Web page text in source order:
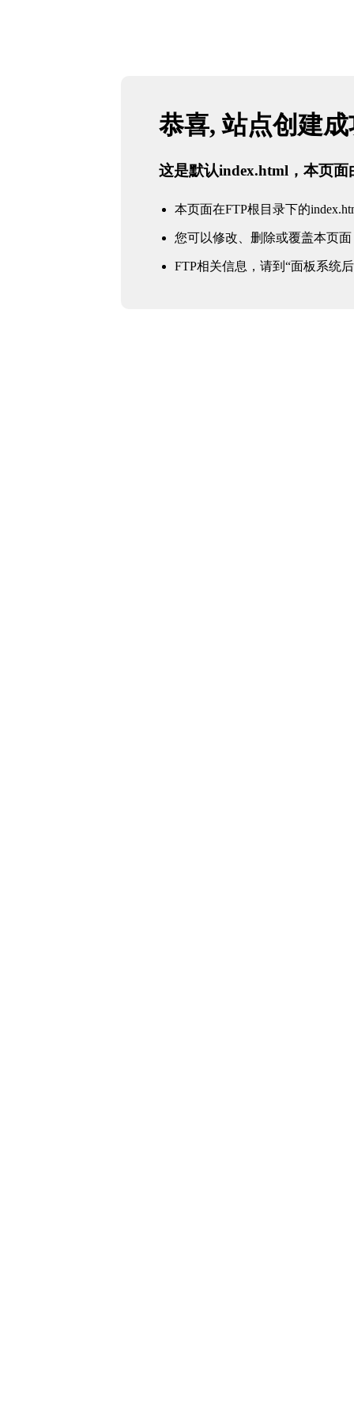
恭喜, 站点创建
这是默认index.html，本页面
本页面在FTP根目录下的
您可以修改、删除或覆盖本页面
FTP相关信息，请到“面板系统